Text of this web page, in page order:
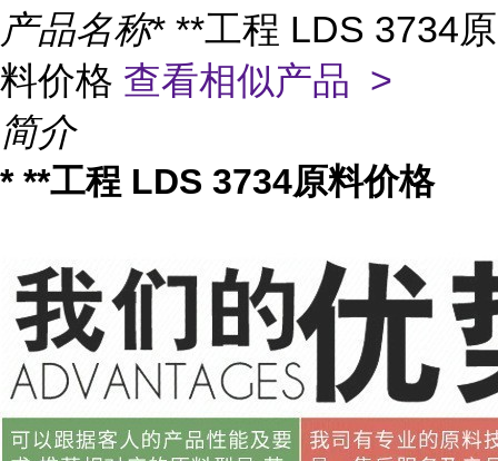
产品名称* **工程 LDS 3734原
料价格 查看相似产品 >
简介
* **工程 LDS 3734原料价格